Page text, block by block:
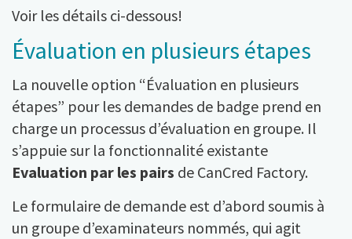
Voir les détails ci-dessous!
Évaluation en plusieurs étapes
La nouvelle option “Évaluation en plusieurs
étapes” pour les demandes de badge prend en
charge un processus d’évaluation en groupe. Il
s’appuie sur la fonctionnalité existante
Evaluation par les pairs de CanCred Factory.
Le formulaire de demande est d’abord soumis à
un groupe d’examinateurs nommés, qui agit